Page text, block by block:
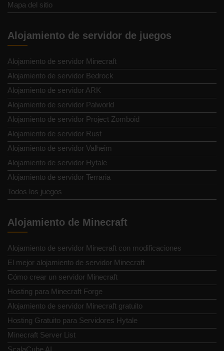
Mapa del sitio
Alojamiento de servidor de juegos
Alojamiento de servidor Minecraft
Alojamiento de servidor Bedrock
Alojamiento de servidor ARK
Alojamiento de servidor Palworld
Alojamiento de servidor Project Zomboid
Alojamiento de servidor Rust
Alojamiento de servidor Valheim
Alojamiento de servidor Hytale
Alojamiento de servidor Terraria
Todos los juegos
Alojamiento de Minecraft
Alojamiento de servidor Minecraft con modificaciones
El mejor alojamiento de servidor Minecraft
Cómo crear un servidor Minecraft
Hosting para Minecraft Forge
Alojamiento de servidor Minecraft gratuito
Hosting Gratuito para Servidores Hytale
Minecraft Server List